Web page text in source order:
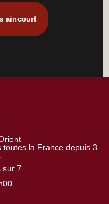
aincourt
la France depuis 3
sur 7